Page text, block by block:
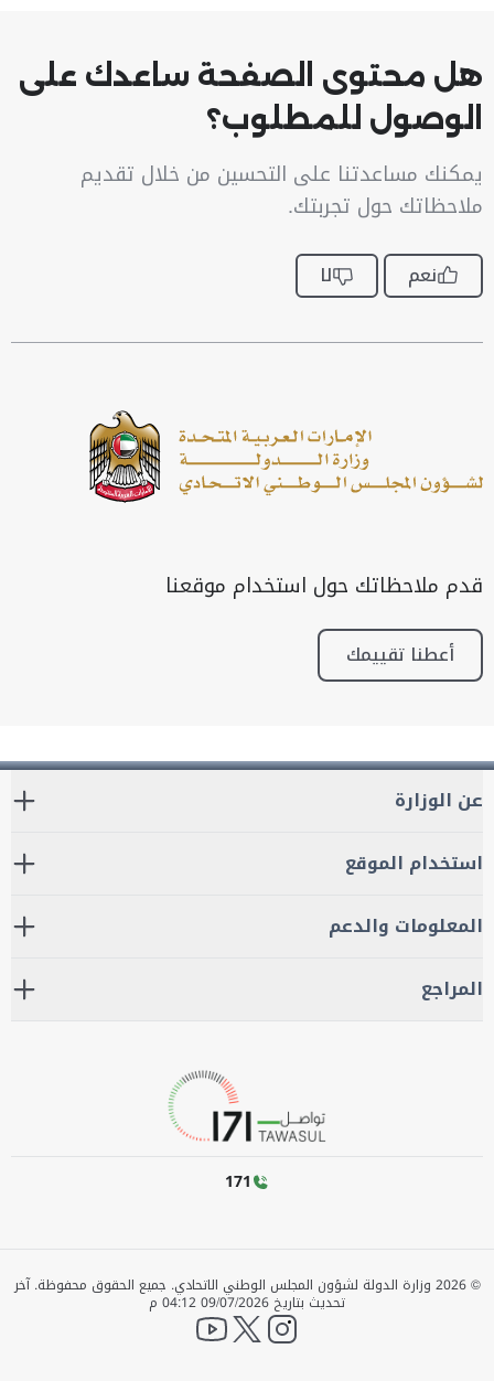
هل محتوى الصفحة ساعدك على
الوصول للمطلوب؟
يمكنك مساعدتنا على التحسين من خلال تقديم
ملاحظاتك حول تجربتك.
نعم لا
قدم ملاحظاتك حول استخدام موقعنا
أعطنا تقييمك
عن الوزارة
استخدام الموقع
المعلومات والدعم
المراجع
171
©
2026 وزارة الدولة لشؤون المجلس الوطني الاتحادي. جميع الحقوق محفوظة.آخر
تحديث بتاريخ 09/07/2026 04:12 م
instagram
twitter
YouTube